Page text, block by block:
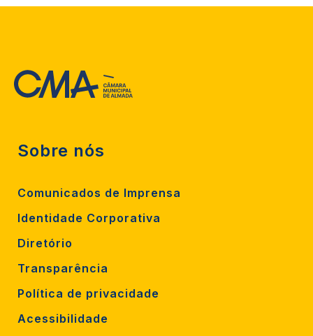
Sobre nós
Comunicados de Imprensa
Identidade Corporativa
Diretório
Transparência
Política de privacidade
Acessibilidade